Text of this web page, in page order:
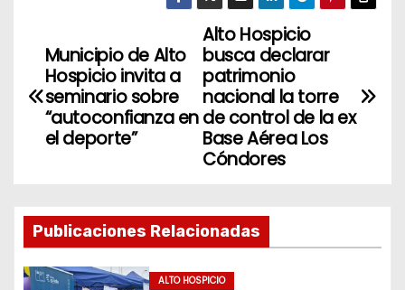
N
a
a
c
Alto Hospicio
busca declarar
patrimonio
nacional la torre
de control de la ex
Base Aérea Los
Cóndores
Municipio de Alto
Hospicio invita a
seminario sobre
“autoconfianza en
el deporte”
Publicaciones Relacionadas
ALTO HOSPICIO